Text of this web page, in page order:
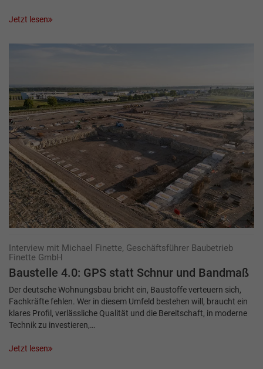
Jetzt lesen
Interview mit Michael Finette, Geschäftsführer Baubetrieb
Finette GmbH
Baustelle 4.0: GPS statt Schnur und Bandmaß
Der deutsche Wohnungsbau bricht ein, Baustoffe verteuern sich,
Fachkräfte fehlen. Wer in diesem Umfeld bestehen will, braucht ein
klares Profil, verlässliche Qualität und die Bereitschaft, in moderne
Technik zu investieren,…
Jetzt lesen